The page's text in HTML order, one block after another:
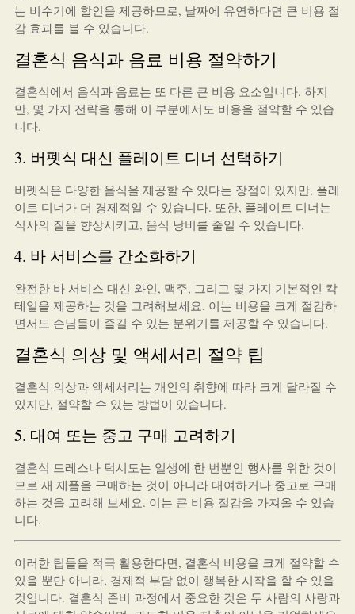
는 비수기에 할인을 제공하므로, 날짜에 유연하다면 큰 비용 절
감 효과를 볼 수 있습니다.
결혼식 음식과 음료 비용 절약하기
결혼식에서 음식과 음료는 또 다른 큰 비용 요소입니다. 하지
만, 몇 가지 전략을 통해 이 부분에서도 비용을 절약할 수 있습
니다.
3. 버펫식 대신 플레이트 디너 선택하기
버펫식은 다양한 음식을 제공할 수 있다는 장점이 있지만, 플레
이트 디너가 더 경제적일 수 있습니다. 또한, 플레이트 디너는
식사의 질을 향상시키고, 음식 낭비를 줄일 수 있습니다.
4. 바 서비스를 간소화하기
완전한 바 서비스 대신 와인, 맥주, 그리고 몇 가지 기본적인 칵
테일을 제공하는 것을 고려해보세요. 이는 비용을 크게 절감하
면서도 손님들이 즐길 수 있는 분위기를 제공할 수 있습니다.
결혼식 의상 및 액세서리 절약 팁
결혼식 의상과 액세서리는 개인의 취향에 따라 크게 달라질 수
있지만, 절약할 수 있는 방법이 있습니다.
5. 대여 또는 중고 구매 고려하기
결혼식 드레스나 턱시도는 일생에 한 번뿐인 행사를 위한 것이
므로 새 제품을 구매하는 것이 아니라 대여하거나 중고로 구매
하는 것을 고려해 보세요. 이는 큰 비용 절감을 가져올 수 있습
니다.
이러한 팁들을 적극 활용한다면, 결혼식 비용을 크게 절약할 수
있을 뿐만 아니라, 경제적 부담 없이 행복한 시작을 할 수 있을
것입니다. 결혼식 준비 과정에서 중요한 것은 두 사람의 사랑과